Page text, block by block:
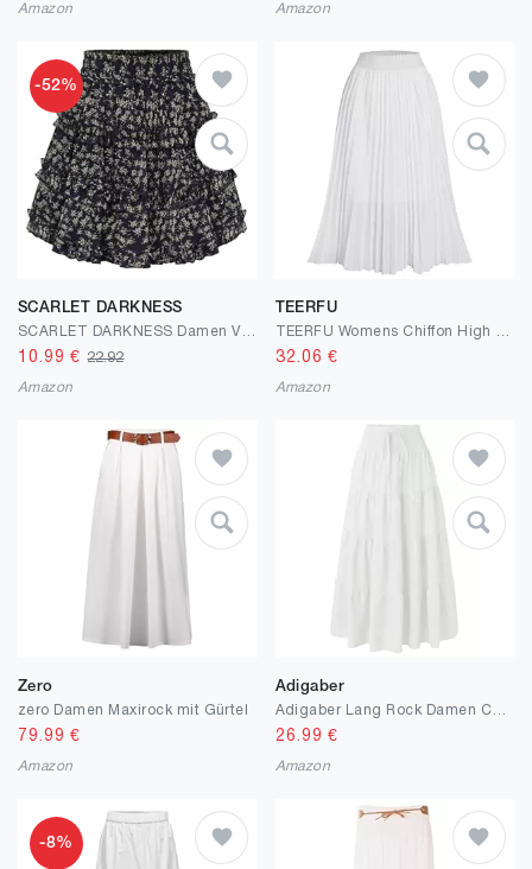
Amazon Amazon
-52%
SCARLET DARKNESS
10.99 €22.92
Amazon
TEERFU
32.06 €
Amazon
Zero
zero Damen Maxirock mit Gürtel
79.99 €
Amazon
Adigaber
Adigaber Lang Rock Damen Chiffon Bohemien Einheitsgröße Maxirock Verstellbares Riemen Kleid Urlaub Sommerrock Strandkleider
26.99 €
Amazon
-8%